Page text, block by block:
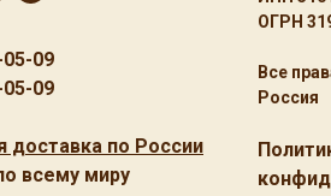
09
09
доставка по России
всему миру
ОГРН
Все
Россия